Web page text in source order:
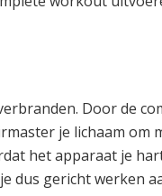
Door de
je lichaam om
het apparaat je
dus gericht werken